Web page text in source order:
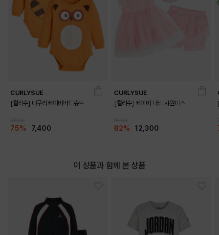
CURLYSUE
[컬리수] 너구리베이비바디슈트
75% 7,400
CURLYSUE
[컬리수] 베이비 나비 샤원피스
82% 12,300
이 상품과 함께 본 상품